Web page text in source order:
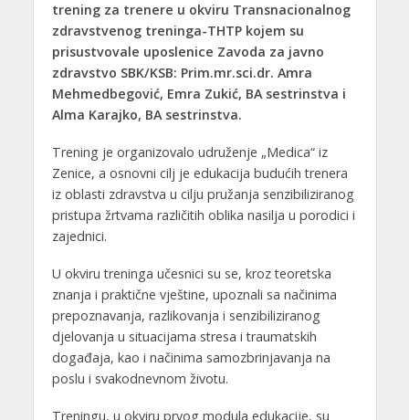
trening za trenere u okviru Transnacionalnog
zdravstvenog treninga-THTP kojem su
prisustvovale uposlenice Zavoda za javno
zdravstvo SBK/KSB: Prim.mr.sci.dr. Amra
Mehmedbegović, Emra Zukić, BA sestrinstva i
Alma Karajko, BA sestrinstva.
Trening je organizovalo udruženje „Medica“ iz
Zenice, a osnovni cilj je edukacija budućih trenera
iz oblasti zdravstva u cilju pružanja senzibiliziranog
pristupa žrtvama različitih oblika nasilja u porodici i
zajednici.
U okviru treninga učesnici su se, kroz teoretska
znanja i praktične vještine, upoznali sa načinima
prepoznavanja, razlikovanja i senzibiliziranog
djelovanja u situacijama stresa i traumatskih
događaja, kao i načinima samozbrinjavanja na
poslu i svakodnevnom životu.
Treningu, u okviru prvog modula edukacije, su